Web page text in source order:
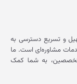
و تسریع دسترسی به
مشاوره‌ای است. ما
متخصصین، به شما کمک